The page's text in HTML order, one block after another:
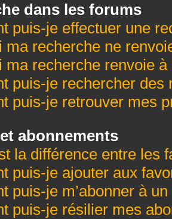
dans les forums
puis-je effectuer une
ma recherche ne
ma recherche renvoie
puis-je rechercher des
puis-je retrouver mes
abonnements
la différence entre les
puis-je ajouter aux
puis-je m’abonner à
puis-je résilier mes